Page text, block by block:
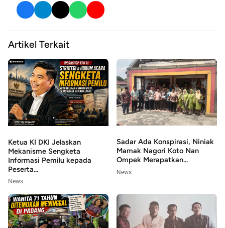
Artikel Terkait
Ketua KI DKI Jelaskan
Mekanisme Sengketa
Informasi Pemilu kepada
Peserta...
News
Sadar Ada Konspirasi, Niniak
Mamak Nagori Koto Nan
Ompek Merapatkan...
News